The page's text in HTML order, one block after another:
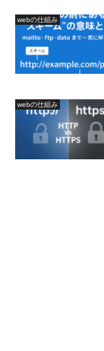
webの仕組み
webの仕組み